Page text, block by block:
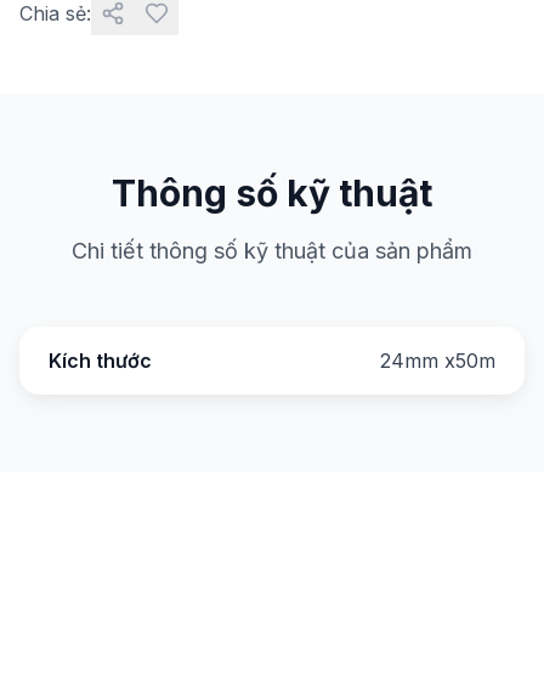
Chia sẻ:
Thông số kỹ thuật
Chi tiết thông số kỹ thuật của sản phẩm
Kích thước 24mm x50m